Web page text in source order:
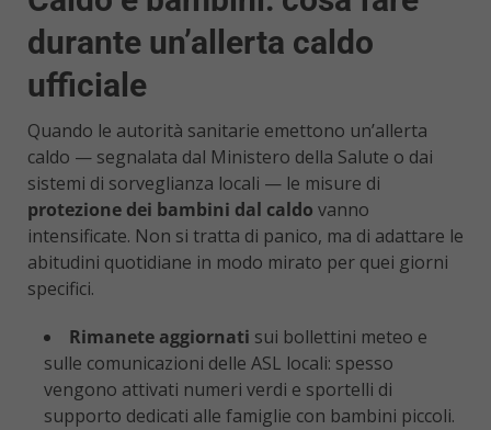
durante un’allerta caldo
ufficiale
Quando le autorità sanitarie emettono un’allerta
caldo — segnalata dal Ministero della Salute o dai
sistemi di sorveglianza locali — le misure di
protezione dei bambini dal caldo vanno
intensificate. Non si tratta di panico, ma di adattare le
abitudini quotidiane in modo mirato per quei giorni
specifici.
Rimanete aggiornati sui bollettini meteo e
sulle comunicazioni delle ASL locali: spesso
vengono attivati numeri verdi e sportelli di
supporto dedicati alle famiglie con bambini piccoli.